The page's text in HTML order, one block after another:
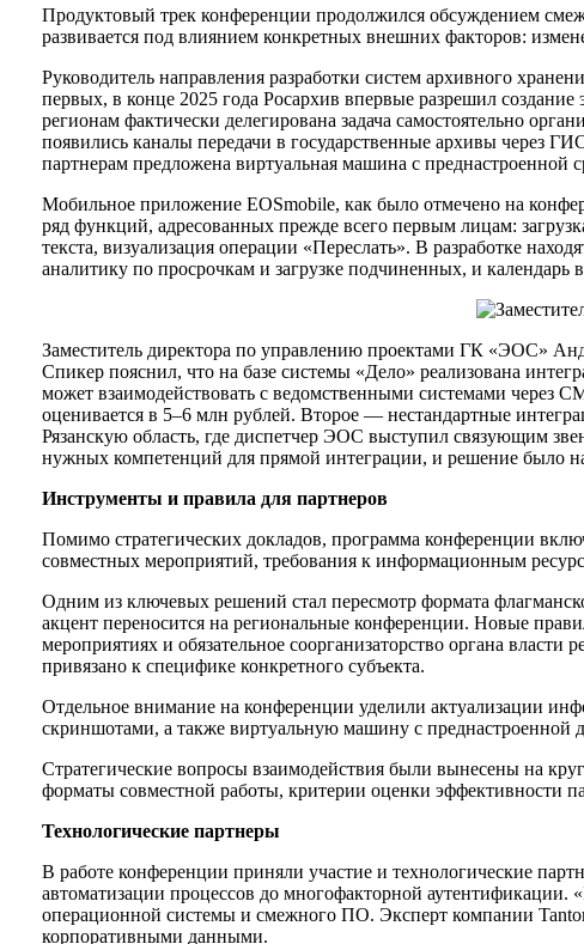
Продуктовый трек конференции продолжился обсуждением
развивается под влиянием конкретных внешних факторов:
Руководитель направления разработки систем архивного
первых, в конце 2025 года Росархив впервые разрешил
регионам фактически делегирована задача самостоятельно
появились каналы передачи в государственные архивы через
партнерам предложена виртуальная машина с
Мобильное приложение EOSmobile, как было отмечено на
ряд функций, адресованных прежде всего первым лицам:
текста, визуализация операции «Переслать». В разработке
аналитику по просрочкам и загрузке подчиненных, и
Заместитель директора по управлению проектами ГК «ЭОС»
Спикер пояснил, что на базе системы «Дело» реализована
может взаимодействовать с ведомственными системами через
оценивается в 5–6 млн рублей. Второе — нестандартные
Рязанскую область, где диспетчер ЭОС выступил связующим
нужных компетенций для прямой интеграции, и решение было
Инструменты и правила для партнеров
Помимо стратегических докладов, программа конференции
совместных мероприятий, требования к информационным
Одним из ключевых решений стал пересмотр формата
акцент переносится на региональные конференции. Новые
мероприятиях и обязательное соорганизаторство органа
привязано к специфике конкретного субъекта.
Отдельное внимание на конференции уделили актуализации
скриншотами, а также виртуальную машину с преднастроенной
Стратегические вопросы взаимодействия были вынесены на
форматы совместной работы, критерии оценки эффективности
Технологические партнеры
В работе конференции приняли участие и технологические
автоматизации процессов до многофакторной
операционной системы и смежного ПО. Эксперт компании
корпоративными данными.